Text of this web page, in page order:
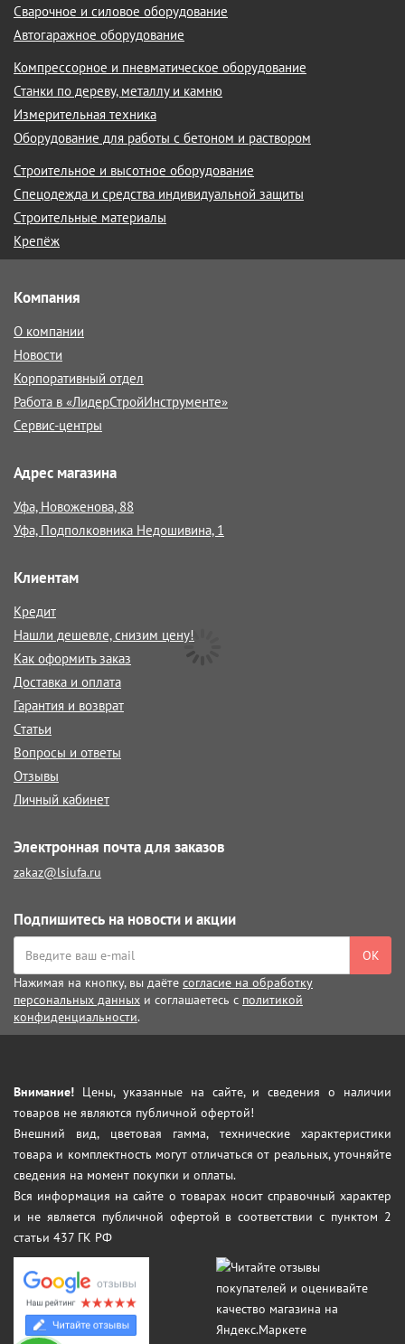
Сварочное и силовое оборудование
Автогаражное оборудование
Компрессорное и пневматическое оборудование
Станки по дереву, металлу и камню
Измерительная техника
Оборудование для работы с бетоном и раствором
Строительное и высотное оборудование
Спецодежда и средства индивидуальной защиты
Строительные материалы
Крепёж
Компания
О компании
Новости
Корпоративный отдел
Работа в «ЛидерСтройИнструменте»
Сервис-центры
Адрес магазина
Уфа, Новоженова, 88
Уфа, Подполковника Недошивина, 1
Клиентам
Кредит
Нашли дешевле, снизим цену!
Как оформить заказ
Доставка и оплата
Гарантия и возврат
Статьи
Вопросы и ответы
Отзывы
Личный кабинет
Электронная почта для заказов
zakaz@lsiufa.ru
Подпишитесь на новости и акции
ОК
Нажимая на кнопку, вы даёте согласие на обработку
персональных данных и соглашаетесь с политикой
конфиденциальности.
Внимание! Цены, указанные на сайте, и сведения о наличии
товаров не являются публичной офертой!
Внешний вид, цветовая гамма, технические характеристики
товара и комплектность могут отличаться от реальных, уточняйте
сведения на момент покупки и оплаты.
Вся информация на сайте о товарах носит справочный характер
и не является публичной офертой в соответствии с пунктом 2
статьи 437 ГК РФ